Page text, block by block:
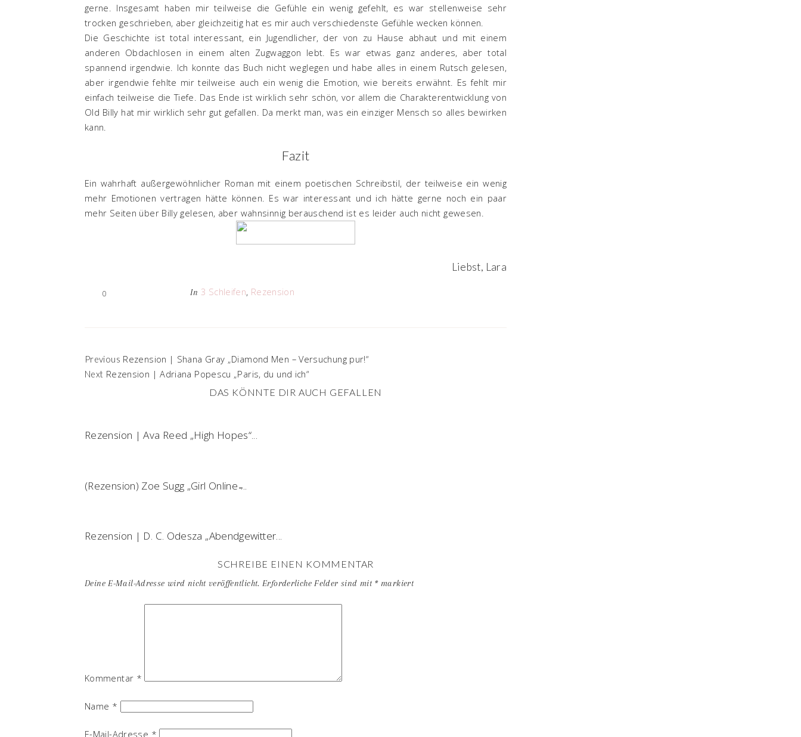
gerne. Insgesamt haben mir teilweise die Gefühle ein wenig gefehlt, es war stellenweise sehr
trocken geschrieben, aber gleichzeitig hat es mir auch verschiedenste Gefühle wecken können.
Die Geschichte ist total interessant, ein Jugendlicher, der von zu Hause abhaut und mit einem
anderen Obdachlosen in einem alten Zugwaggon lebt. Es war etwas ganz anderes, aber total
spannend irgendwie. Ich konnte das Buch nicht weglegen und habe alles in einem Rutsch gelesen,
aber irgendwie fehlte mir teilweise auch ein wenig die Emotion, wie bereits erwähnt. Es fehlt mir
einfach teilweise die Tiefe. Das Ende ist wirklich sehr schön, vor allem die Charakterentwicklung von
Old Billy hat mir wirklich sehr gut gefallen. Da merkt man, was ein einziger Mensch so alles bewirken
kann.
Fazit
Ein wahrhaft außergewöhnlicher Roman mit einem poetischen Schreibstil, der teilweise ein wenig
mehr Emotionen vertragen hätte können. Es war interessant und ich hätte gerne noch ein paar
mehr Seiten über Billy gelesen, aber wahnsinnig berauschend ist es leider auch nicht gewesen.
Liebst, Lara
0 In 3 Schleifen, Rezension
Previous Rezension | Shana Gray „Diamond Men – Versuchung pur!“
Next Rezension | Adriana Popescu „Paris, du und ich“
DAS KÖNNTE DIR AUCH GEFALLEN
Rezension | Ava Reed „High Hopes“...
(Rezension) Zoe Sugg „Girl Online ̵...
Rezension | D. C. Odesza „Abendgewitter...
SCHREIBE EINEN KOMMENTAR
Deine E-Mail-Adresse wird nicht veröffentlicht. Erforderliche Felder sind mit *markiert
Kommentar *
Name *
E-Mail-Adresse *